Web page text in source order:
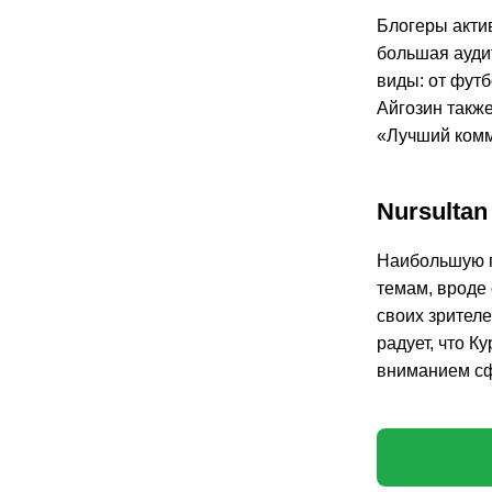
Блогеры
большая
виды: от
Айгозин
«Лучший
Наибольшую
темам, вроде
своих
радует, что
вниманием